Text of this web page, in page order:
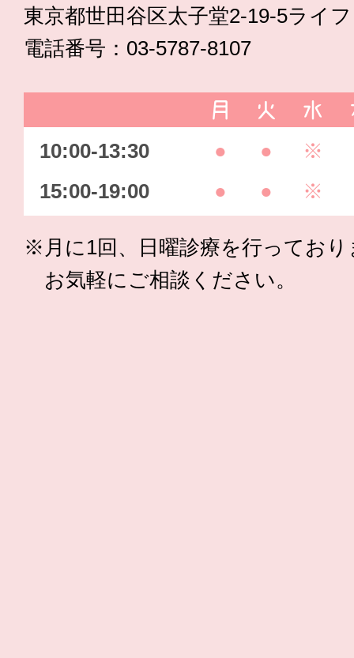
東京都世田谷区太子堂2-19-5ライ
電話番号：03-5787-8107
月 火 水
10:00-13:30 ● ● ※
15:00-19:00
● ● ※
※月に1回、日曜診療を行っており
お気軽にご相談ください。